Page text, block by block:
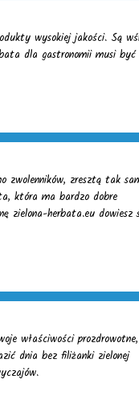
wysokiej jakości. Są
dla gastronomii musi być
zwolenników, zresztą tak
która ma bardzo dobre
zielona-herbata.eu dowiesz
właściwości prozdrowotne,
dnia bez filiżanki zielonej